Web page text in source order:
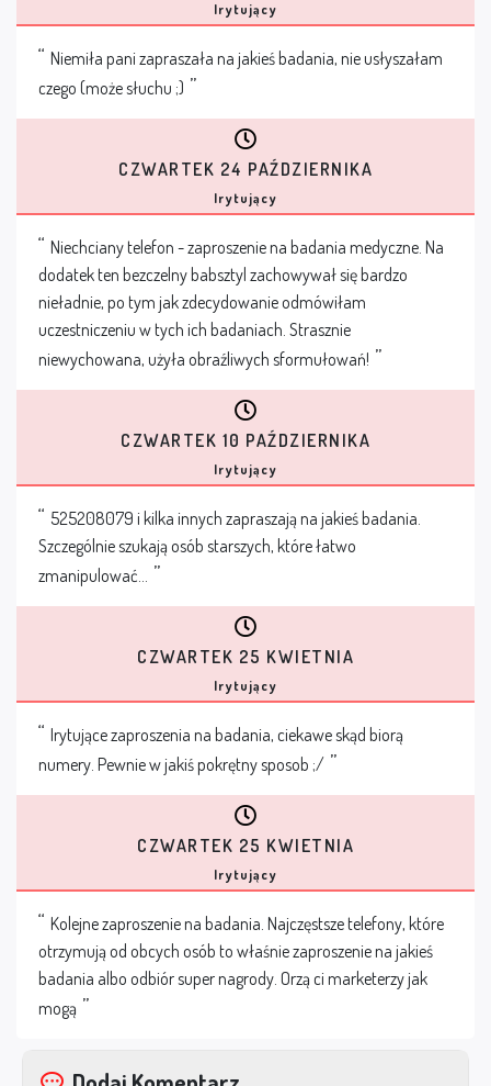
Irytujący
Niemiła pani zapraszała na jakieś badania, nie usłyszałam
czego (może słuchu ;)
CZWARTEK 24 PAŹDZIERNIKA
Irytujący
Niechciany telefon - zaproszenie na badania medyczne. Na
dodatek ten bezczelny babsztyl zachowywał się bardzo
nieładnie, po tym jak zdecydowanie odmówiłam
uczestniczeniu w tych ich badaniach. Strasznie
niewychowana, użyła obraźliwych sformułowań!
CZWARTEK 10 PAŹDZIERNIKA
Irytujący
525208079 i kilka innych zapraszają na jakieś badania.
Szczególnie szukają osób starszych, które łatwo
zmanipulować...
CZWARTEK 25 KWIETNIA
Irytujący
Irytujące zaproszenia na badania, ciekawe skąd biorą
numery. Pewnie w jakiś pokrętny sposob ;/
CZWARTEK 25 KWIETNIA
Irytujący
Kolejne zaproszenie na badania. Najczęstsze telefony, które
otrzymują od obcych osób to właśnie zaproszenie na jakieś
badania albo odbiór super nagrody. Orzą ci marketerzy jak
mogą